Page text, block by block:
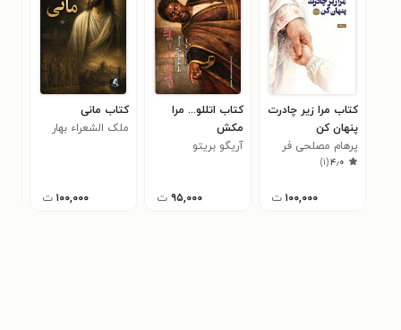
کتاب مرا زیر چادرت
پنهان کن
پرهام مصلحی فر
(مجنون)
۴٫۰(۱)
۱۰۰,۰۰۰ ت
کتاب اتللو... مرا
مکش
آریگو بریتو
۹۵,۰۰۰ ت
کتاب مانی
ملک الشعراء بهار
۱۰۰,۰۰۰ ت